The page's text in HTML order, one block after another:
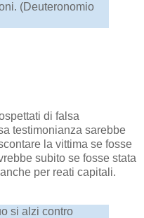
(Deuteronomio
di falsa
testimonianza sarebbe
la vittima se fosse
subito se fosse stata
per reati capitali.
si alzi contro